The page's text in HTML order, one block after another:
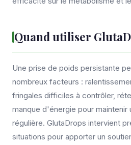
Quand utiliser
Une prise de poids persistante
nombreux facteurs :
fringales difficiles à contrôler,
manque d'énergie pour maintenir
régulière. GlutaDrops intervient
situations pour apporter un